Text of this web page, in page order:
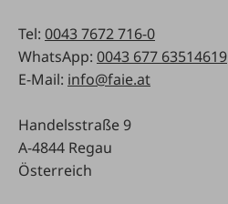
Tel: 0043 7672 716-0
WhatsApp: 0043 677 63514619
E-Mail: info@faie.at
Handelsstraße 9
A-4844 Regau
Österreich